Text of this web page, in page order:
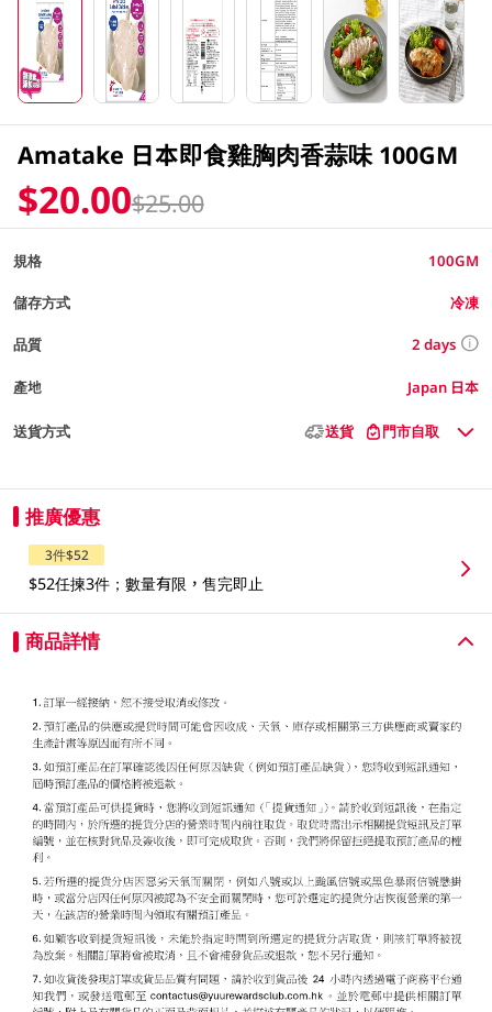
Amatake 日本即食雞胸肉香蒜味 100GM
$20.00$25.00
規格 100GM
儲存方式 冷凍
品質 2 days
產地 Japan 日本
送貨方式 送貨 門市自取
推廣優惠
3件$52
$52任揀3件；數量有限，售完即止
商品詳情